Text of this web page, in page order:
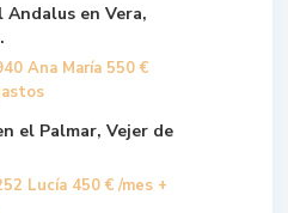
en Vera,
Ana María 550 €
el Palmar, Vejer de
Lucía 450 € /mes +